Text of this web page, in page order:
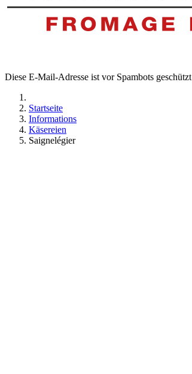
Diese E-Mail-Adresse ist vor Spambots
Startseite
Informations
Käsereien
Saignelégier